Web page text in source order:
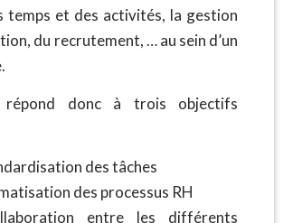
temps et des activités, la gestion
du recrutement, … au sein d’un
répond donc à trois objectifs
des tâches
des processus RH
entre les différents